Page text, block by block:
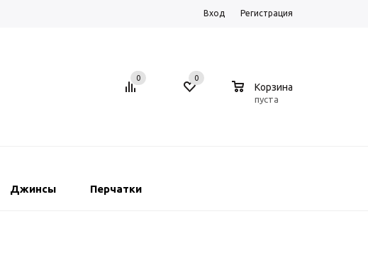
Вход Регистрация
0 0
Корзина
пуста
Джинсы Перчатки